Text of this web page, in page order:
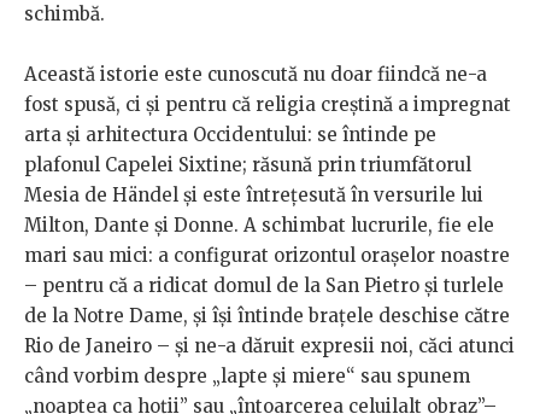
schimbă.
Această istorie este cunoscută nu doar fiindcă ne-a
fost spusă, ci și pentru că religia creștină a impregnat
arta și arhitectura Occidentului: se întinde pe
plafonul Capelei Sixtine; răsună prin triumfătorul
Mesia de Händel și este întrețesută în versurile lui
Milton, Dante și Donne. A schimbat lucrurile, fie ele
mari sau mici: a configurat orizontul orașelor noastre
– pentru că a ridicat domul de la San Pietro și turlele
de la Notre Dame, și își întinde brațele deschise către
Rio de Janeiro – și ne-a dăruit expresii noi, căci atunci
când vorbim despre „lapte și miere“ sau spunem
„noaptea ca hoții” sau „întoarcerea celuilalt obraz”–